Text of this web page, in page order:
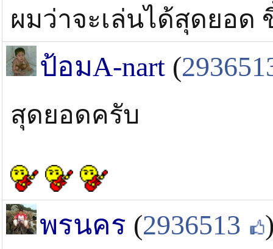
ผมว่าจะเล่นได้สุดยอด
ป้อมA-nart (
สุดยอดครับ
พรนคร (2936513